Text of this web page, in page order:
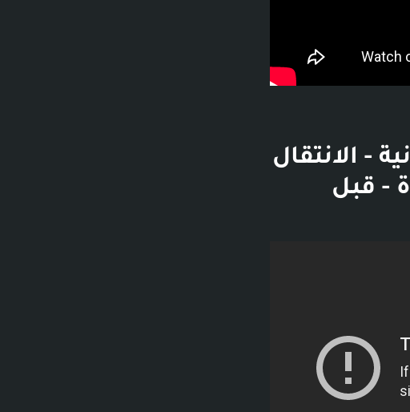
الاقشر - 4 دقائق و46 ثانية - الانتقال
- 248 مشاهدة - قبل